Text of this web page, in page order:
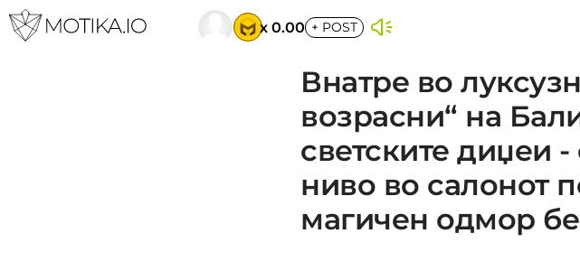
x 0.00 + POST
Внатре во
возрасни“ на
светските диџеи
ниво во салонот
магичен одмор